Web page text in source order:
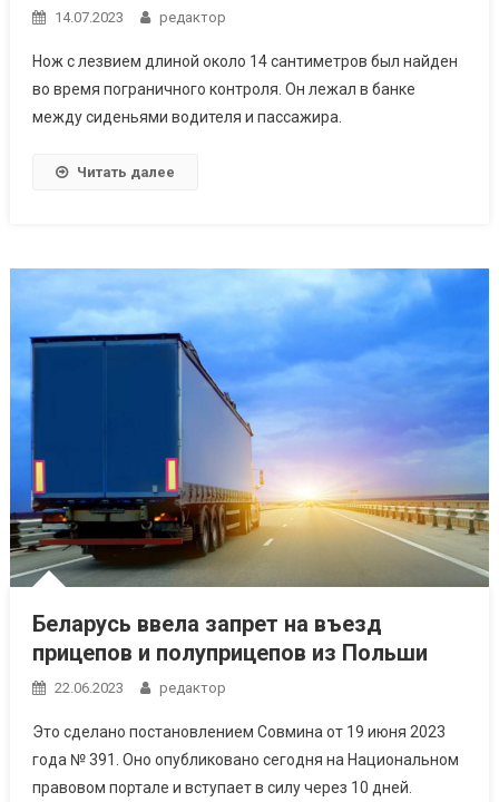
14.07.2023 редактор
Нож с лезвием длиной около 14 сантиметров был найден
во время пограничного контроля. Он лежал в банке
между сиденьями водителя и пассажира.
Читать далее
Беларусь ввела запрет на въезд
прицепов и полуприцепов из Польши
22.06.2023 редактор
Это сделано постановлением Совмина от 19 июня 2023
года № 391. Оно опубликовано сегодня на Национальном
правовом портале и вступает в силу через 10 дней.